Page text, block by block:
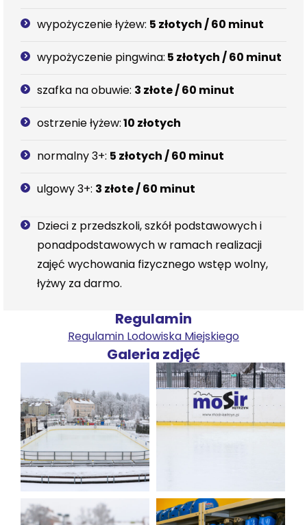
wypożyczenie łyżew: 5 złotych / 60 minut
wypożyczenie pingwina: 5 złotych / 60 minut
szafka na obuwie: 3 złote / 60 minut
ostrzenie łyżew:10 złotych
normalny 3+: 5 złotych / 60 minut
ulgowy 3+: 3 złote / 60 minut
Dzieci z przedszkoli, szkół podstawowych i
ponadpodstawowych w ramach realizacji
zajęć wychowania fizycznego wstęp wolny,
łyżwy za darmo.
Regulamin
Regulamin Lodowiska Miejskiego
Galeria zdjęć